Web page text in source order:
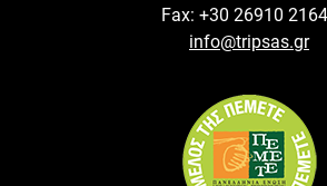
Fax: +30 26910
info@tripsas.gr